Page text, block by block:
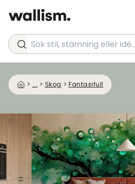
Sök stil, stämning eller idé...
> ... > Skog > Fantasifull